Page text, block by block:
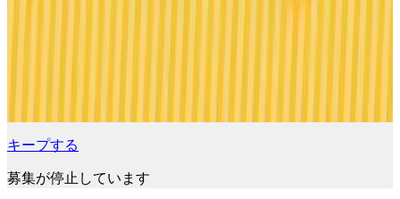
キープする
募集が停止しています